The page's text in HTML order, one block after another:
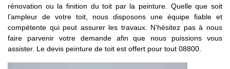
rénovation ou la finition du toit par la peinture. Quelle que soit
l’ampleur de votre toit, nous disposons une équipe fiable et
compétente qui peut assurer les travaux. N’hésitez pas à nous
faire parvenir votre demande afin que nous puissions vous
assister. Le devis peinture de toit est offert pour tout 08800.